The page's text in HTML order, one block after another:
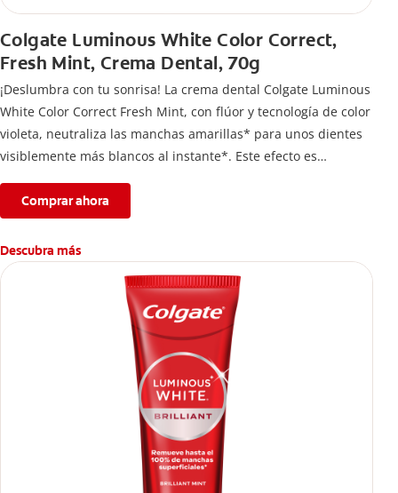
Colgate Luminous White Color Correct,
Fresh Mint, Crema Dental, 70g
¡Deslumbra con tu sonrisa! La crema dental Colgate Luminous
White Color Correct Fresh Mint, con flúor y tecnología de color
violeta, neutraliza las manchas amarillas* para unos dientes
visiblemente más blancos al instante*. Este efecto es
protege el esmalte dental.
*El efecto es temporal.
Comprar ahora
Descubra más